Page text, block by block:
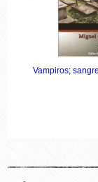
Vampiros;